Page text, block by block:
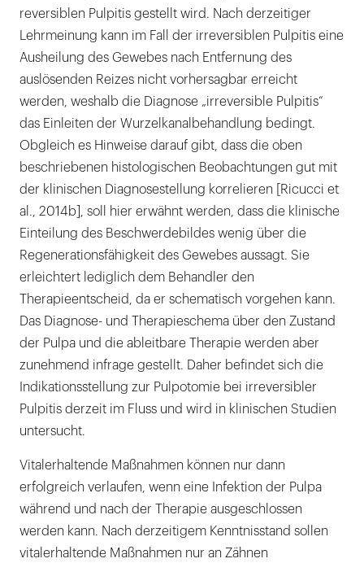
reversiblen Pulpitis gestellt wird. Nach derzeitiger
Lehrmeinung kann im Fall der irreversiblen Pulpitis eine
Ausheilung des Gewebes nach Entfernung des
auslösenden Reizes nicht vorhersagbar erreicht
werden, weshalb die Diagnose „irreversible Pulpitis“
das Einleiten der Wurzelkanalbehandlung bedingt.
Obgleich es Hinweise darauf gibt, dass die oben
beschriebenen histologischen Beobachtungen gut mit
der klinischen Diagnosestellung korrelieren [Ricucci et
al., 2014b], soll hier erwähnt werden, dass die klinische
Einteilung des Beschwerdebildes wenig über die
Regenerationsfähigkeit des Gewebes aussagt. Sie
erleichtert lediglich dem Behandler den
Therapieentscheid, da er schematisch vorgehen kann.
Das Diagnose- und Therapieschema über den Zustand
der Pulpa und die ableitbare Therapie werden aber
zunehmend infrage gestellt. Daher befindet sich die
Indikationsstellung zur Pulpotomie bei irreversibler
Pulpitis derzeit im Fluss und wird in klinischen Studien
untersucht.
Vitalerhaltende Maßnahmen können nur dann
erfolgreich verlaufen, wenn eine Infektion der Pulpa
während und nach der Therapie ausgeschlossen
werden kann. Nach derzeitigem Kenntnisstand sollen
vitalerhaltende Maßnahmen nur an Zähnen